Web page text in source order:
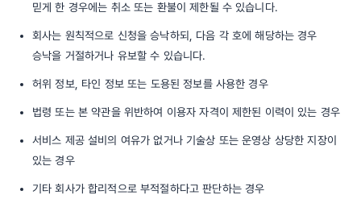
믿게 한 경우에는 취소 또는 환불이 제한될 수 있습니다.
회사는 원칙적으로 신청을 승낙하되, 다음 각 호에 해당하는 경우
승낙을 거절하거나 유보할 수 있습니다.
허위 정보, 타인 정보 또는 도용된 정보를 사용한 경우
법령 또는 본 약관을 위반하여 이용자 자격이 제한된 이력이 있는 경우
서비스 제공 설비의 여유가 없거나 기술상 또는 운영상 상당한 지장이
있는 경우
기타 회사가 합리적으로 부적절하다고 판단하는 경우